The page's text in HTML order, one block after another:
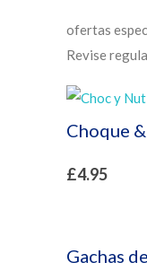
ofertas
Revise
Choque
£4.95
Gachas